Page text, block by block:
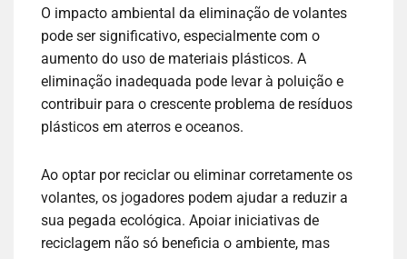
O impacto ambiental da eliminação de volantes
pode ser significativo, especialmente com o
aumento do uso de materiais plásticos. A
eliminação inadequada pode levar à poluição e
contribuir para o crescente problema de resíduos
plásticos em aterros e oceanos.
Ao optar por reciclar ou eliminar corretamente os
volantes, os jogadores podem ajudar a reduzir a
sua pegada ecológica. Apoiar iniciativas de
reciclagem não só beneficia o ambiente, mas